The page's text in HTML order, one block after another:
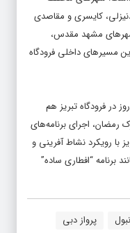
دنیزلی، کایسری و مقاصدی
مشهد مقدس،
مسیرهای داخلی فرودگاه
در فرودگاه تبریز هم
رمضان، اجرای برنامه‌های
با رویکرد نشاط آفرینی و
برنامه “افطاری ساده”
پرواز دبی